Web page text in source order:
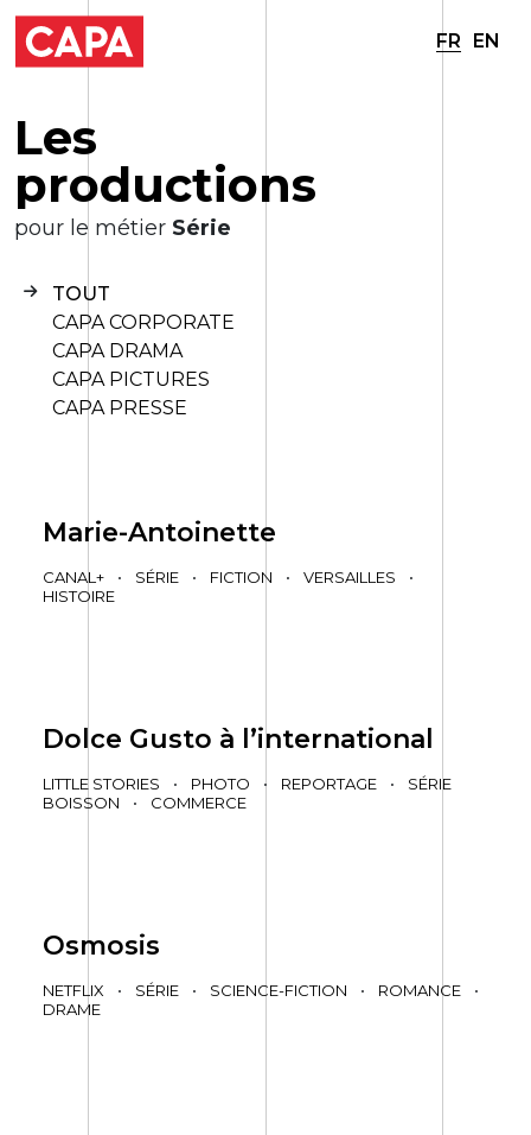
FR EN
Les
productions
pour le métier Série
TOUT
CAPA CORPORATE
CAPA DRAMA
CAPA PICTURES
CAPA PRESSE
Marie-Antoinette
CANAL+ • SÉRIE • FICTION • VERSAILLES
•
HISTOIRE
Dolce Gusto à l’international
LITTLE STORIES • PHOTO • REPORTAGE •
SÉRIE
BOISSON
• COMMERCE
Osmosis
NETFLIX • SÉRIE • SCIENCE-FICTION • ROMANCE
•
DRAME